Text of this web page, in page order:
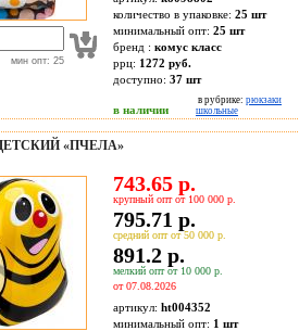
мин опт: 25
количество в упаковке: 25 шт
минимальный опт: 25 шт
бренд : комус класс
ррц: 1272 руб.
доступно: 37 шт
в наличии
в рубрике: рюкзаки
школьные
«ПЧЕЛА»
743.65 р.
крупный опт от 100 000 р.
795.71 р.
средний опт от 50 000 р.
891.2 р.
мелкий опт от 10 000 р.
от 07.08.2026
артикул: ht004352
минимальный опт: 1 шт